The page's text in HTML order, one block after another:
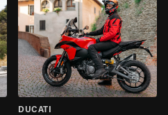
DUCATI